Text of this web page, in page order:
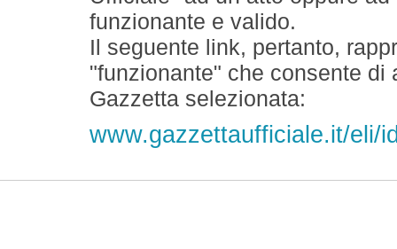
funzionante e valido.
Il seguente link, pertanto,
"funzionante" che consente
Gazzetta selezionata:
www.gazzettaufficiale.it/eli/